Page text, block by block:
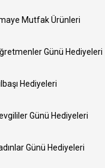
Mutfak Ürünleri
Günü Hediyeleri
Hediyeleri
Günü Hediyeleri
Günü Hediyeleri